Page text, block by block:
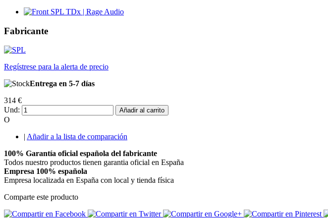
Fabricante
Regístrese para la alerta de precio
Entrega en 5-7 días
314 €
Und:
Añadir al carrito
O
| Añadir a la lista de comparación
100% Garantía oficial española del fabricante
Todos nuestro productos tienen garantia oficial en España
Empresa 100% española
Empresa localizada en España con local y tienda física
Comparte este producto